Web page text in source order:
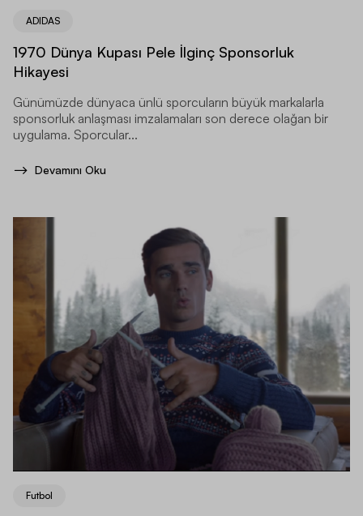
ADIDAS
1970 Dünya Kupası Pele İlginç Sponsorluk
Hikayesi
Günümüzde dünyaca ünlü sporcuların büyük markalarla
sponsorluk anlaşması imzalamaları son derece olağan bir
uygulama. Sporcular...
Devamını Oku
Futbol